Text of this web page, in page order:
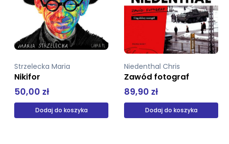
Niedenthal Chris
Zawód fotograf
89,90 zł
Dodaj do koszyka
59,99 zł
Produkt niedostępny